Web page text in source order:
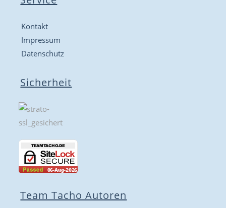
Kontakt
Impressum
Datenschutz
Sicherheit
Team Tacho Autoren